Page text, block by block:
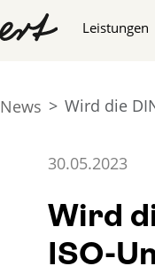
Leistungen
News Wird die
30.05.2023
Wird
ISO-